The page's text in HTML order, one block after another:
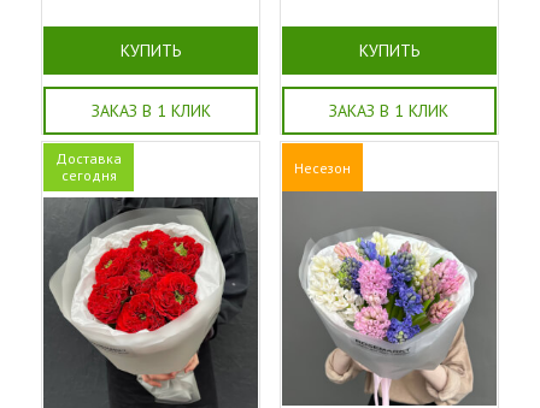
КУПИТЬ
ЗАКАЗ В 1 КЛИК
КУПИТЬ
ЗАКАЗ В 1 КЛИК
Доставка
сегодня
Несезон